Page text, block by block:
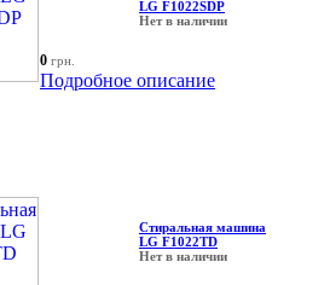
LG F1022SDP
Нет в наличии
0 грн.
Подробное описание
Стиральная машина
LG F1022TD
Нет в наличии